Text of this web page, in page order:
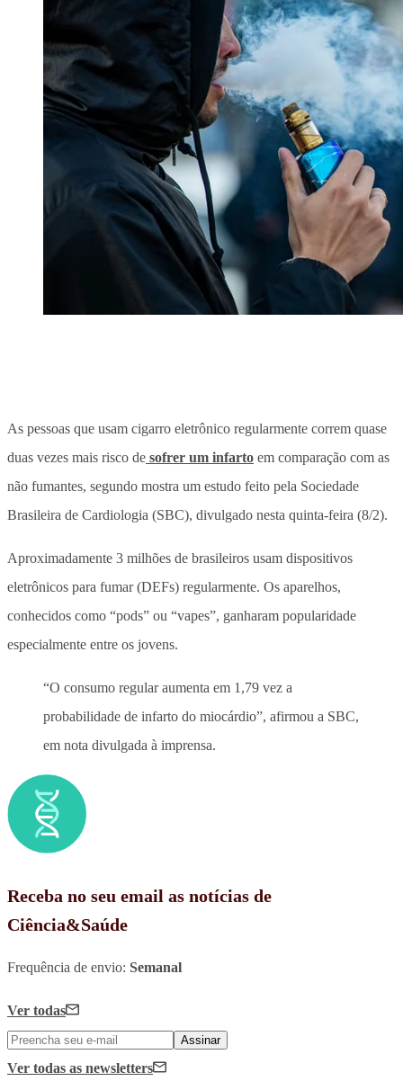
As pessoas que usam cigarro eletrônico regularmente correm quase
duas vezes mais risco de sofrer um infarto em comparação com as
não fumantes, segundo mostra um estudo feito pela Sociedade
Brasileira de Cardiologia (SBC), divulgado nesta quinta-feira (8/2).
Aproximadamente 3 milhões de brasileiros usam dispositivos
eletrônicos para fumar (DEFs) regularmente. Os aparelhos,
conhecidos como “pods” ou “vapes”, ganharam popularidade
especialmente entre os jovens.
“O consumo regular aumenta em 1,79 vez a
probabilidade de infarto do miocárdio”, afirmou a SBC,
em nota divulgada à imprensa.
Receba no seu email as notícias de
Ciência&Saúde
Frequência de envio: Semanal
Ver todas
Assinar
Ver todas as newsletters